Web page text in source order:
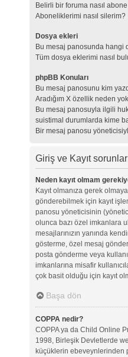
Belirli bir foruma nasıl
Aboneliklerimi nasıl silerim?
Dosya ekleri
Bu mesaj panosunda hangi
Tüm dosya eklerimi nasıl
phpBB Konuları
Bu mesaj panosunu kim
Aradığım X özellik neden
Bu mesaj panosuyla ilgili
suistimal durumlarda kime
Bir mesaj panosu
Giriş ve Kayıt
Neden kayıt olmam
Kayıt olmanıza gerek
gönderebilmek için kayıt
panosu yöneticisinin
olunca bazı özel imkanlara
mesajlarınızın yanında
gösterme, özel mesaj
posta gönderme veya
imkanlarına misafir
çok basit olduğu için kayıt
Başa dön
COPPA nedir?
COPPA ya da Child Online
1998, Birleşik Devletlerde
küçüklerin